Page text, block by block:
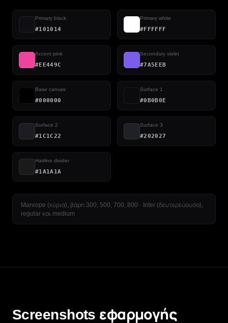
Primary black
#101014
Primary white
#FFFFFF
Accent pink
#EE449C
Secondary violet
#7A5EEB
Base canvas
#000000
Surface 1
#0B0B0E
Surface 2
#1C1C22
Surface 3
#202027
Hairline divider
#1A1A1A
Manrope (κύρια), βάρη 300, 500, 700, 800 · Inter (δευτερεύουσα),
regular και medium
Screenshots εφαρμογής